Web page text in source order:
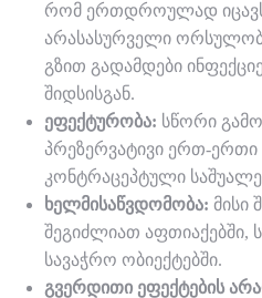
რომ ერთდროულად
არასასურველი
გზით გადამდები
შიდსისგან.
ეფექტურობა: სწორი
პრეზერვატივი ერთ-
კონტრაცეპტული
ხელმისაწვდომობა: მისი
შეგიძლიათ აფთიაქებში,
სავაჭრო ობიექტებში.
გვერდითი ეფექტების